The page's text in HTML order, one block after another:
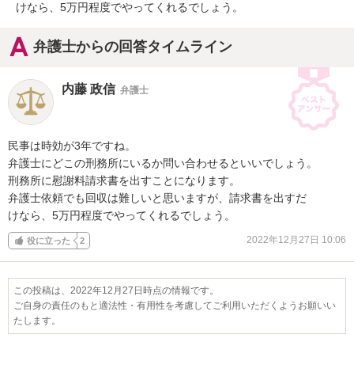
けなら、5万円程度でやってくれるでしょう。
弁護士からの回答タイムライン
内藤 政信 弁護士
民事は時効が3年ですね。
弁護士にどこの刑務所にいるか問い合わせるといいでしょう。
刑務所に慰謝料請求書を出すことになります。
弁護士依頼でも回収は難しいと思いますが、請求書を出すだ
けなら、5万円程度でやってくれるでしょう。
役に立った 2 2022年12月27日 10:06
この投稿は、2022年12月27日時点の情報です。
ご自身の責任のもと適法性・有用性を考慮してご利用いただくようお願いい
たします。